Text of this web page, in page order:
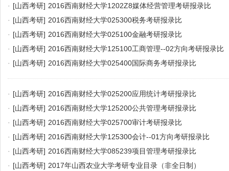
· [山西考研] 2016西南财经大学1202Z8媒体经营管理考研报录比
· [山西考研] 2016西南财经大学025300税务考研报录比
· [山西考研] 2016西南财经大学025100金融考研报录比
· [山西考研] 2016西南财经大学125100工商管理--02方向考研报录比
· [山西考研] 2016西南财经大学025400国际商务考研报录比
· [山西考研] 2016西南财经大学025200应用统计考研报录比
· [山西考研] 2016西南财经大学125200公共管理考研报录比
· [山西考研] 2016西南财经大学025700审计考研报录比
· [山西考研] 2016西南财经大学125300会计--01方向考研报录比
· [山西考研] 2016西南财经大学085239项目管理考研报录比
· [山西考研] 2017年山西农业大学考研专业目录（非全日制）